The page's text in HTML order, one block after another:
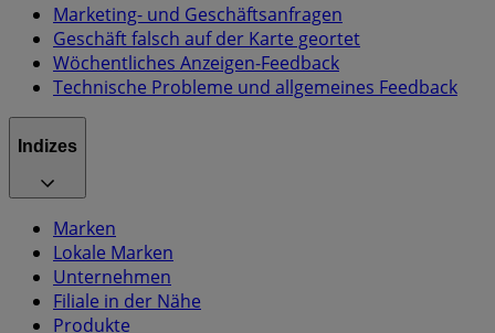
Marketing- und Geschäftsanfragen
Geschäft falsch auf der Karte geortet
Wöchentliches Anzeigen-Feedback
Technische Probleme und allgemeines Feedback
Indizes
Marken
Lokale Marken
Unternehmen
Filiale in der Nähe
Produkte